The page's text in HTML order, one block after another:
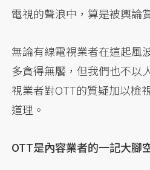
電視的聲浪中，算是被輿論
無論有線電視業者在這起風
多貪得無饜，但我們也不以
視業者對OTT的質疑加以檢
道理。
OTT是內容業者的一記大腳